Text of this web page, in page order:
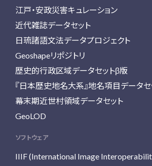
江戸・安政災害キュレーション
近代雑誌データセット
日琉諸語文法データプロジェクト
Geoshapeリポジトリ
歴史的行政区域データセットβ版
『日本歴史地名大系』地名項目データセ
幕末期近世村領域データセット
GeoLOD
ソフトウェア
IIIF (International Image